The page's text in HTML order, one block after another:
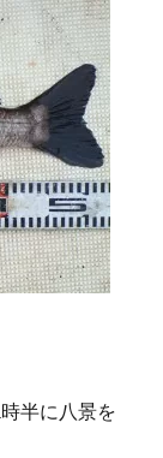
半に八景を